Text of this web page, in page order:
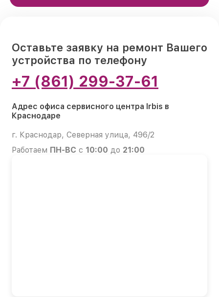
Оставьте заявку на ремонт Вашего
устройства по телефону
+7 (861) 299-37-61
Адрес офиса сервисного центра Irbis в
Краснодаре
г. Краснодар, Северная улица, 496/2
Работаем ПН-ВС с 10:00 до 21:00